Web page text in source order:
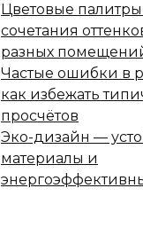
Цветовые
сочетания
разных
Частые ошибки в
как избежать
просчётов
Эко-дизайн —
материалы и